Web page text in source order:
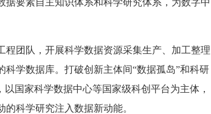
要素自主知识体系和科学研究体系，为数字中
程团队，开展科学数据资源采集生产、加工整理
学数据库。打破创新主体间“数据孤岛”和科研
国家科学数据中心等国家级科创平台为主体，
科学研究注入数据新动能。